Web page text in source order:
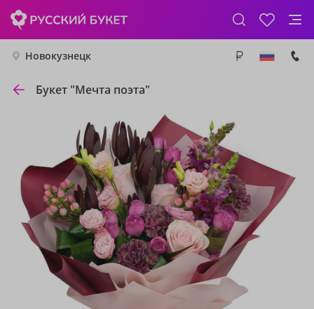
Новокузнецк
Букет "Мечта поэта"